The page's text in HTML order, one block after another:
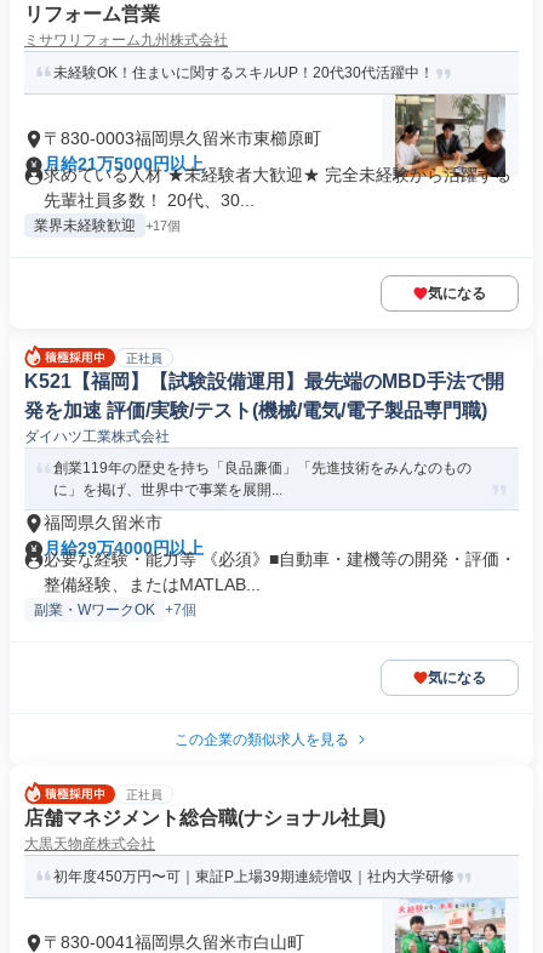
リフォーム営業
ミサワリフォーム九州株式会社
未経験OK！住まいに関するスキルUP！20代30代活躍中！
〒830-0003福岡県久留米市東櫛原町
月給21万5000円以上
求めている人材 ★未経験者大歓迎★ 完全未経験から活躍する
先輩社員多数！ 20代、30...
業界未経験歓迎 +17個
気になる
正社員
K521【福岡】【試験設備運用】最先端のMBD手法で開
発を加速 評価/実験/テスト(機械/電気/電子製品専門職)
ダイハツ工業株式会社
創業119年の歴史を持ち「良品廉価」「先進技術をみんなのもの
に」を掲げ、世界中で事業を展開...
福岡県久留米市
月給29万4000円以上
必要な経験・能力等 《必須》■自動車・建機等の開発・評価・
整備経験、またはMATLAB...
副業・WワークOK +7個
気になる
この企業の類似求人を見る
正社員
店舗マネジメント総合職(ナショナル社員)
大黒天物産株式会社
初年度450万円〜可｜東証P上場39期連続増収｜社内大学研修
〒830-0041福岡県久留米市白山町